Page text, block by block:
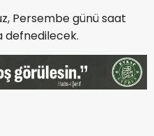
Persembe günü saat
defnedilecek.